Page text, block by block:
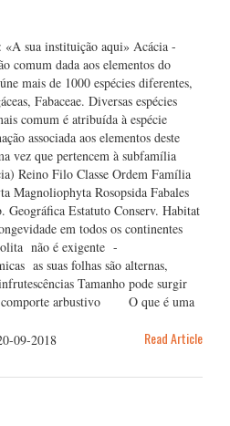
sua instituição aqui» Acácia -
comum dada aos elementos do
mais de 1000 espécies diferentes,
Fabaceae. Diversas espécies
comum é atribuída à espécie
associada aos elementos deste
vez que pertencem à subfamília
Reino Filo Classe Ordem Família
Magnoliophyta Rosopsida Fabales
Estatuto Conserv. Habitat
em todos os continentes
não é exigente -
as suas folhas são alternas,
Tamanho pode surgir
comporte arbustivo O que é uma
09-2018 Read Article